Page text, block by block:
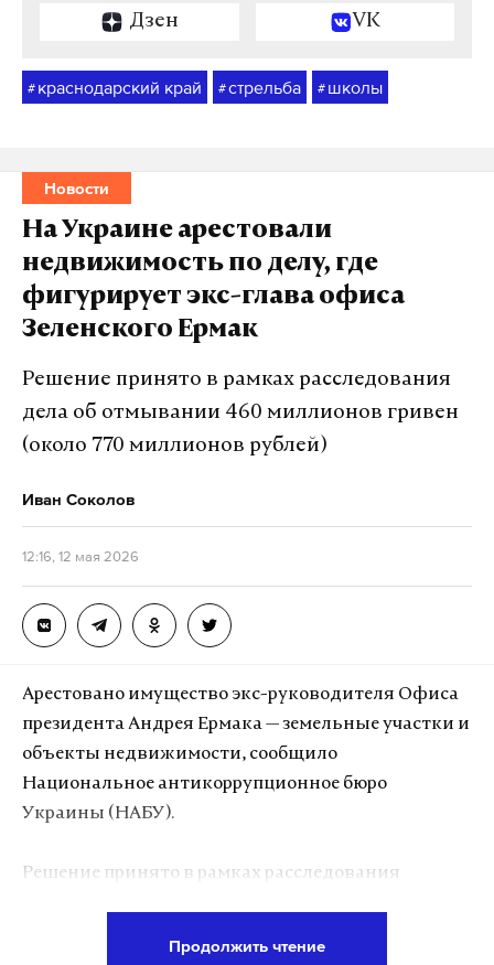
Дзен VK
# краснодарский край #стрельба # школы
Новости
На Украине арестовали
недвижимость по делу, где
фигурирует экс-глава офиса
Зеленского Ермак
Решение принято в рамках расследования
дела об отмывании 460 миллионов гривен
(около 770 миллионов рублей)
Иван Соколов
12:16, 12 мая 2026
Арестовано имущество экс-руководителя Офиса
президента Андрея Ермака — земельные участки и
объекты недвижимости, сообщило
Национальное антикоррупционное бюро
Украины (НАБУ).
Решение принято в рамках расследования
Продолжить чтение